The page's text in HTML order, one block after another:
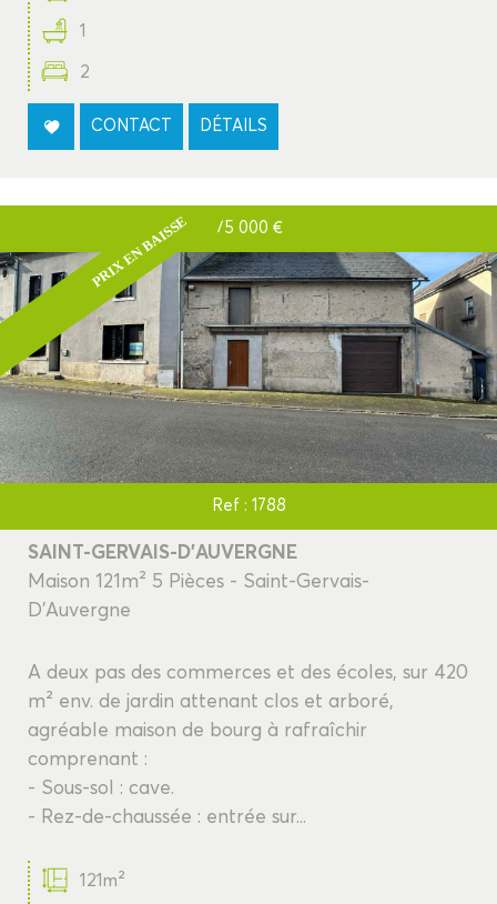
1
2
CONTACT DÉTAILS
PRIX EN BAISSE 75 000 €
Ref : 1788
SAINT-GERVAIS-D'AUVERGNE
Maison 121m² 5 Pièces - Saint-Gervais-
D'Auvergne
A deux pas des commerces et des écoles, sur 420
m² env. de jardin attenant clos et arboré,
agréable maison de bourg à rafraîchir
comprenant :
- Sous-sol : cave.
- Rez-de-chaussée : entrée sur...
121m²